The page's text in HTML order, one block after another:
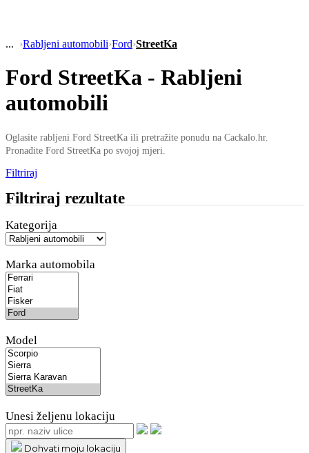
›Rabljeni automobili›Ford›StreetKa
Ford StreetKa - Rabljeni
automobili
Oglasite rabljeni Ford StreetKa ili pretražite ponudu na Cackalo.hr.
Pronađite Ford StreetKa po svojoj mjeri.
Filtriraj
Filtriraj rezultate
Kategorija
Marka automobila
Model
Unesi željenu lokaciju
Dohvati moju lokaciju